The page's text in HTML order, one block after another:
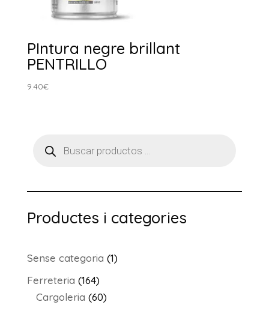
PIntura negre brillant
PENTRILLO
9.40€
search
Productes i categories
Sense categoria 11
Ferreteria 164164
productes
Cargoleria 6060